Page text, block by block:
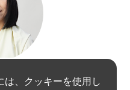
アソシエイトディレクター
は、クッキーを使用し